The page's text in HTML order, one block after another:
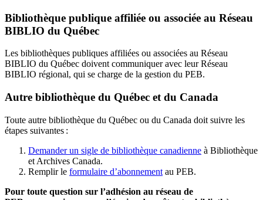
Bibliothèque publique affiliée ou associée au Réseau
BIBLIO du Québec
Les bibliothèques publiques affiliées ou associées au Réseau
BIBLIO du Québec doivent communiquer avec leur Réseau
BIBLIO régional, qui se charge de la gestion du PEB.
Autre bibliothèque du Québec et du Canada
Toute autre bibliothèque du Québec ou du Canada doit suivre les
étapes suivantes :
Demander un sigle de bibliothèque canadienne à Bibliothèque
et Archives Canada.
Remplir le formulaire d’abonnement au PEB.
Pour toute question sur l’adhésion au réseau de